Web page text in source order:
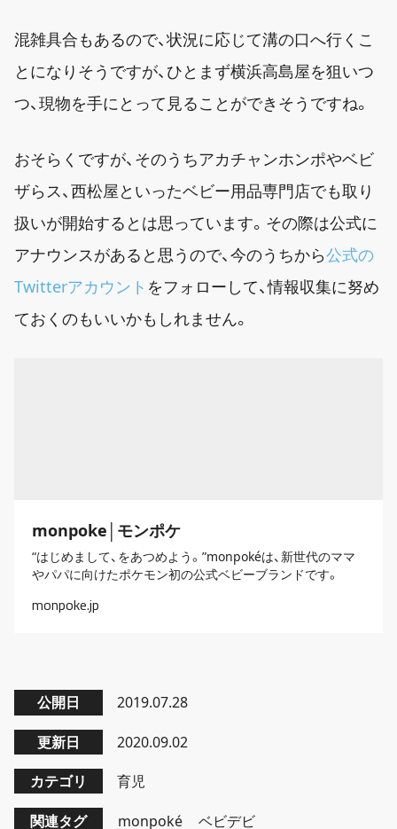
混雑具合もあるので、状況に応じて溝の口へ行くこ
とになりそうですが、ひとまず横浜高島屋を狙いつ
つ、現物を手にとって見ることができそうですね。
おそらくですが、そのうちアカチャンホンポやベビ
ザらス、西松屋といったベビー用品専門店でも取り
扱いが開始するとは思っています。その際は公式に
アナウンスがあると思うので、今のうちから公式の
Twitterアカウント をフォローして、情報収集に努め
ておくのもいいかもしれません。
monpoke│モンポケ
“はじめまして、をあつめよう。”monpokéは、新世代のママ
やパパに向けたポケモン初の公式ベビーブランドです。
monpoke.jp
公開日 2019.07.28
更新日 2020.09.02
カテゴリ 育児
関連タグ monpoké ベビデビ